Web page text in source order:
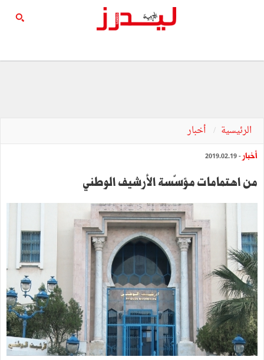
الرئيسية أخبار
أخبار - 2019.02.19
من اهتمامات مؤسّسة الأرشيف الوطني